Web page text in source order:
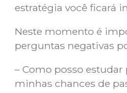
estratégia você ficará
Neste momento é
perguntas negativas
– Como posso estudar
minhas chances de